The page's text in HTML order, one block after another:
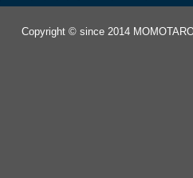
Copyright © since 2014